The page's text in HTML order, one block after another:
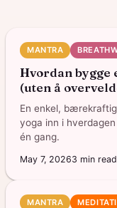
MANTRA
Hvordan bygge
(uten å
En enkel,
yoga inn i
én gang.
May 7, 20263 min read
MANTRA